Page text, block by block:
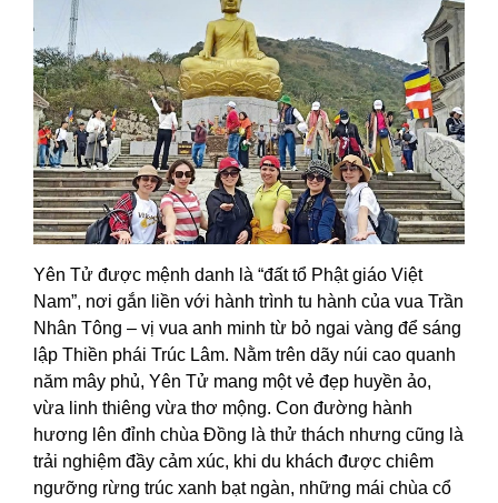
Yên Tử được mệnh danh là “đất tổ Phật giáo Việt
Nam”, nơi gắn liền với hành trình tu hành của vua Trần
Nhân Tông – vị vua anh minh từ bỏ ngai vàng để sáng
lập Thiền phái Trúc Lâm. Nằm trên dãy núi cao quanh
năm mây phủ, Yên Tử mang một vẻ đẹp huyền ảo,
vừa linh thiêng vừa thơ mộng. Con đường hành
hương lên đỉnh chùa Đồng là thử thách nhưng cũng là
trải nghiệm đầy cảm xúc, khi du khách được chiêm
ngưỡng rừng trúc xanh bạt ngàn, những mái chùa cổ